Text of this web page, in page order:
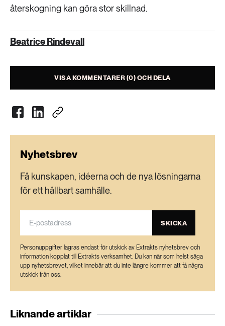
återskogning kan göra stor skillnad.
Beatrice Rindevall
VISA KOMMENTARER (0) OCH DELA
Nyhetsbrev
Få kunskapen, idéerna och de nya lösningarna
för ett hållbart samhälle.
SKICKA
Personuppgifter lagras endast för utskick av Extrakts nyhetsbrev och
information kopplat till Extrakts verksamhet. Du kan när som helst säga
upp nyhetsbrevet, vilket innebär att du inte längre kommer att få några
utskick från oss.
Liknande artiklar